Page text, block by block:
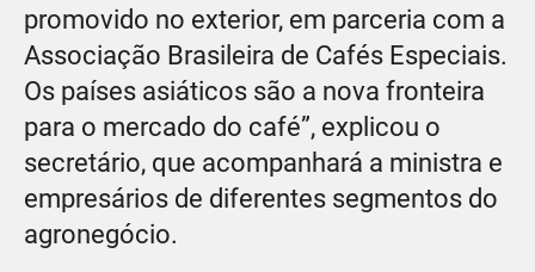
promovido no exterior, em parceria com a
Associação Brasileira de Cafés Especiais.
Os países asiáticos são a nova fronteira
para o mercado do café”, explicou o
secretário, que acompanhará a ministra e
empresários de diferentes segmentos do
agronegócio.